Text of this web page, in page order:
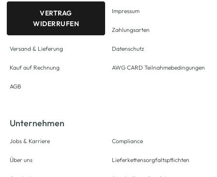
VERTRAG
WIDERRUFEN
Versand & Lieferung
Kauf auf Rechnung
AGB
Impressum
Zahlungsarten
Datenschutz
AWG CARD Teilnahmebedingungen
Unternehmen
Jobs & Karriere
Über uns
Compliance
Lieferkettensorgfaltspflichten